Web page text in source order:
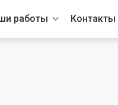
работы Контакты